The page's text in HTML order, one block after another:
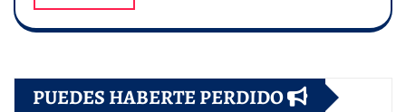
PUEDES HABERTE PERDIDO